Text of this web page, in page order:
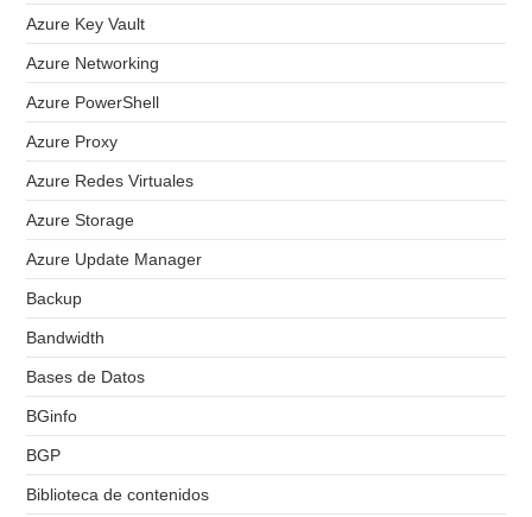
Azure Key Vault
Azure Networking
Azure PowerShell
Azure Proxy
Azure Redes Virtuales
Azure Storage
Azure Update Manager
Backup
Bandwidth
Bases de Datos
BGinfo
BGP
Biblioteca de contenidos